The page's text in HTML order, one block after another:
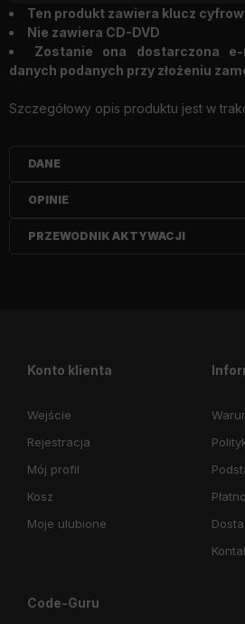
Ten produkt zawiera klucz
Nie zawiera CD-DVD
Zostanie ona dostarczona
danych podanych przy złożeniu
Szczegółowy opis produktu jest w
DANE
OPINIE
PRZEWODNIK AKTYWACJI
Konto klienta
Wejście
Rejestracja
Mój profil
Kosz
Moje ulubione
Code-Guru